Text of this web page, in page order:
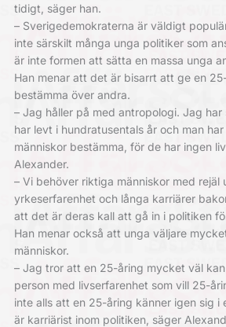
tidigt, säger han.
– Sverigedemokraterna är väldigt
inte särskilt många unga politiker som
är inte formen att sätta en massa unga
Han menar att det är bisarrt att ge en
bestämma över andra.
– Jag håller på med antropologi. Jag
har levt i hundratusentals år och man
människor bestämma, för de har ingen
Alexander.
– Vi behöver riktiga människor med rejäl
yrkeserfarenhet och långa karriärer
att det är deras kall att gå in i politiken
Han menar också att unga väljare
människor.
– Jag tror att en 25-åring mycket väl
person med livserfarenhet som vill 25-
inte alls att en 25-åring känner igen sig i
är karriärist inom politiken, säger